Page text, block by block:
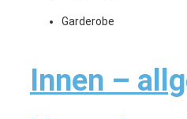
Garderobe
Innen –